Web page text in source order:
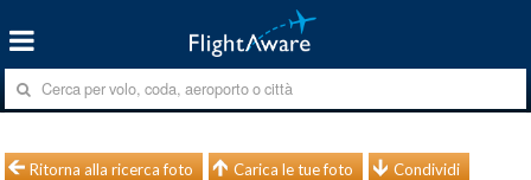
Ritorna alla ricerca foto Carica le tue foto Condividi